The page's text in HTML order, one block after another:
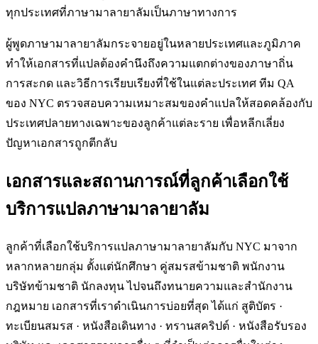
ทุกประเทศที่ภาษามาลายาลัมเป็นภาษาทางการ
ผู้พูดภาษามาลายาลัมกระจายอยู่ในหลายประเทศและภูมิภาค
ทำให้เอกสารที่แปลต้องคำนึงถึงความแตกต่างของภาษาถิ่น
การสะกด และวิธีการเรียบเรียงที่ใช้ในแต่ละประเทศ ทีม QA
ของ NYC ตรวจสอบความเหมาะสมของคำแปลให้สอดคล้องกับ
ประเทศปลายทางเฉพาะของลูกค้าแต่ละราย เพื่อหลีกเลี่ยง
ปัญหาเอกสารถูกตีกลับ
เอกสารและสถานการณ์ที่ลูกค้าเลือกใช้
บริการแปลภาษามาลายาลัม
ลูกค้าที่เลือกใช้บริการแปลภาษามาลายาลัมกับ NYC มาจาก
หลากหลายกลุ่ม ตั้งแต่นักศึกษา คู่สมรสข้ามชาติ พนักงาน
บริษัทข้ามชาติ นักลงทุน ไปจนถึงทนายความและสำนักงาน
กฎหมาย เอกสารที่เราดำเนินการบ่อยที่สุด ได้แก่ สูติบัตร ·
ทะเบียนสมรส · หนังสือเดินทาง · ทรานสคริปต์ · หนังสือรับรอง